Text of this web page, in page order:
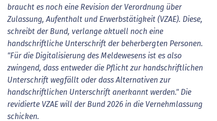
braucht es noch eine Revision der Verordnung über
Zulassung, Aufenthalt und Erwerbstätigkeit (VZAE). Diese,
schreibt der Bund, verlange aktuell noch eine
handschriftliche Unterschrift der beherbergten Personen.
"Für die Digitalisierung des Meldewesens ist es also
zwingend, dass entweder die Pflicht zur handschriftlichen
Unterschrift wegfällt oder dass Alternativen zur
handschriftlichen Unterschrift anerkannt werden." Die
revidierte VZAE will der Bund 2026 in die Vernehmlassung
schicken.